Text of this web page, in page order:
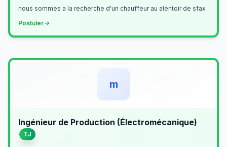
nous sommes a la recherche d'un chauffeur au alentoir de sfax
Postuler
m
Ingénieur de Production (Électromécanique)
TJ